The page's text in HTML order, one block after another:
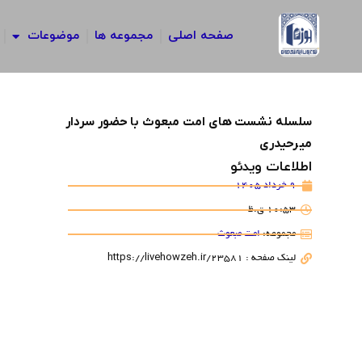
صفحه اصلی مجموعه ها موضوعات
سلسله نشست های امت مبعوث با حضور سردار
میرحیدری
اطلاعات ویدئو
9 خرداد 1405
10:53 ق.ظ
مجموعه:امت مبعوث
لینک صفحه : https://livehowzeh.ir/23581